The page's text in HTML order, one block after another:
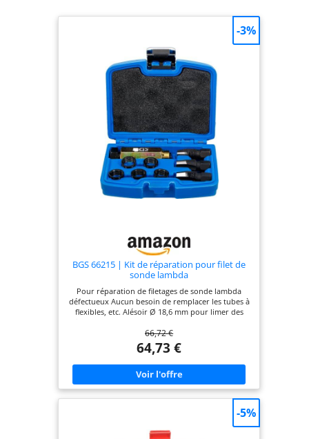
BGS 66215 | Kit de réparation pour filet de
sonde lambda
Pour réparation de filetages de sonde lambda
défectueux Aucun besoin de remplacer les tubes à
flexibles, etc. Alésoir Ø 18,6 mm pour limer des
pour tarauder des filetages de douilles de
réparation Taraud M18 x 1,5 mm pour tarauder
des filetages de douilles de sondes lambda Outil
d’insertion de douilles de réparation 5 douilles de
réparation
66,72 €
64,73 €
-3%
-5%